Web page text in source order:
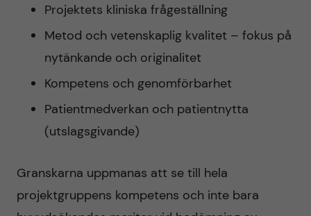
Projektets kliniska frågeställning
Metod och vetenskaplig kvalitet – fokus på
nytänkande och originalitet
Kompetens och genomförbarhet
Patientmedverkan och patientnytta
(utslagsgivande)
Granskarna uppmanas att se till hela
projektgruppens kompetens och inte bara